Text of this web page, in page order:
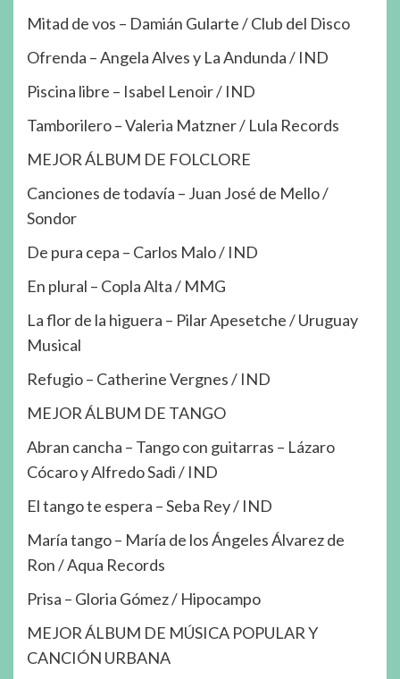
Mitad de vos – Damián Gularte / Club del Disco
Ofrenda – Angela Alves y La Andunda / IND
Piscina libre – Isabel Lenoir / IND
Tamborilero – Valeria Matzner / Lula Records
MEJOR ÁLBUM DE FOLCLORE
Canciones de todavía – Juan José de Mello /
Sondor
De pura cepa – Carlos Malo / IND
En plural – Copla Alta / MMG
La flor de la higuera – Pilar Apesetche / Uruguay
Musical
Refugio – Catherine Vergnes / IND
MEJOR ÁLBUM DE TANGO
Abran cancha – Tango con guitarras – Lázaro
Cócaro y Alfredo Sadi / IND
El tango te espera – Seba Rey / IND
María tango – María de los Ángeles Álvarez de
Ron / Aqua Records
Prisa – Gloria Gómez / Hipocampo
MEJOR ÁLBUM DE MÚSICA POPULAR Y
CANCIÓN URBANA